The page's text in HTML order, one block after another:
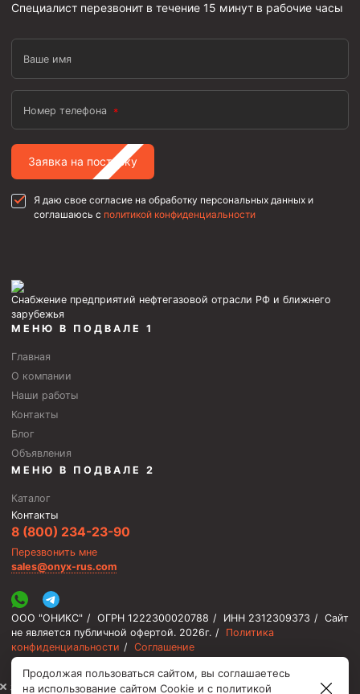
Специалист перезвонит в течение 15 минут в рабочие часы
Ваше имя
Номер телефона
Заявка на поставку
Я даю свое согласие на обработку персональных данных и
соглашаюсь с политикой конфиденциальности
Снабжение предприятий нефтегазовой отрасли РФ и ближнего
зарубежья
МЕНЮ В ПОДВАЛЕ 1
Главная
О компании
Наши работы
Контакты
Блог
Объявления
МЕНЮ В ПОДВАЛЕ 2
Каталог
Контакты
8 (800) 234-23-90
Перезвонить мне
sales@onyx-rus.com
ООО "ОНИКС" / ОГРН 1222300020788 / ИНН 2312309373 / Сайт
не является публичной офертой. 2026г. /
Политика
конфиденциальности / Соглашение
⚡️ Мы онлайн, ответим быстро
Продолжая пользоваться сайтом, вы соглашаетесь
на использование сайтом Cookie и с политикой